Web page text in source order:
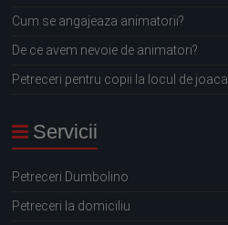
Cum se angajeaza animatorii?
De ce avem nevoie de animatori?
Petreceri pentru copii la locul de joaca
Servicii
Petreceri Dumbolino
Petreceri la domiciliu